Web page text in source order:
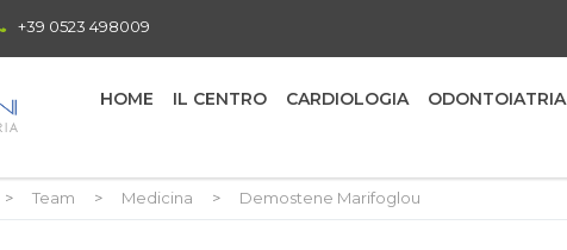
+39 0523 498009
HOME IL CENTRO CARDIOLOGIA ODONTOIATRIA
> Team > Medicina > Demostene Marifoglou